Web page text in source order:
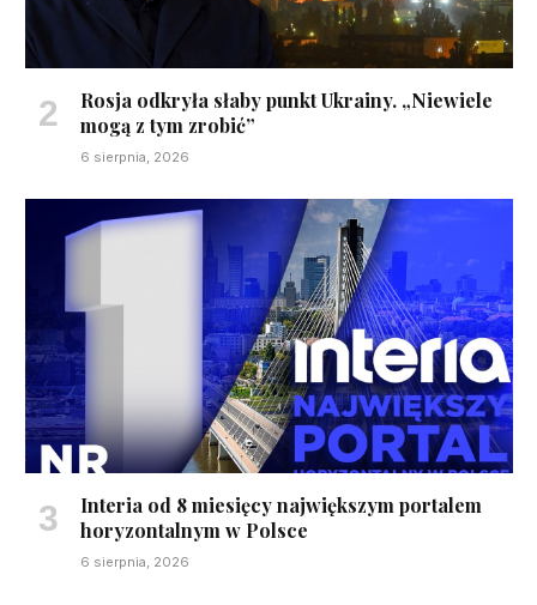
Rosja odkryła słaby punkt Ukrainy. „Niewiele
mogą z tym zrobić”
6 sierpnia, 2026
Interia od 8 miesięcy największym portalem
horyzontalnym w Polsce
6 sierpnia, 2026